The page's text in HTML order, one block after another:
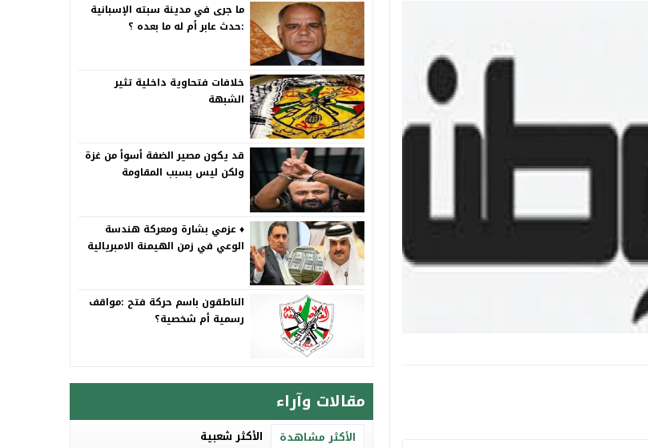
ما جرى في مدينة سبته الإسبانية
:حدث عابر أم له ما بعده ؟
خلافات فتحاوية داخلية تثير
الشبهة
قد يكون مصير الضفة أسوأ من غزة
ولكن ليس بسبب المقاومة
♦️ عزمي بشارة ومعركة هندسة
الوعي في زمن الهيمنة الامبريالية
الناطقون باسم حركة فتح :مواقف
رسمية أم شخصية؟
مقالات وآراء
الأكثر مشاهدة الأكثر شعبية